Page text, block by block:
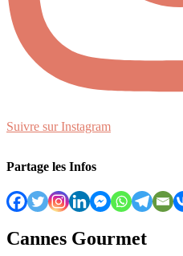
Suivre sur Instagram
Partage les Infos
Cannes Gourmet